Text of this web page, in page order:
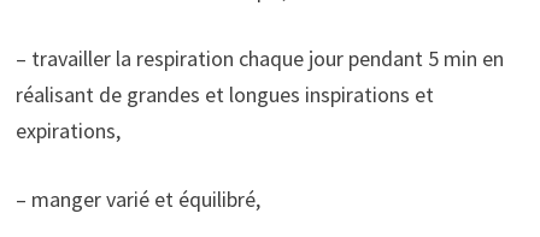
– travailler la respiration chaque jour pendant 5 min en
réalisant de grandes et longues inspirations et
expirations,
– manger varié et équilibré,